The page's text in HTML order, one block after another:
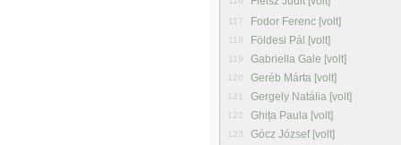
117 Fodor Ferenc [volt]
118 Földesi Pál [volt]
119 Gabriella Gale [volt]
120 Geréb Márta [volt]
121 Gergely Natália [volt]
122 Ghița Paula [volt]
123 Gócz József [volt]